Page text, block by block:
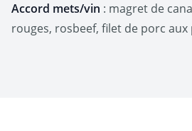
Accord mets/vin : magret de
rouges, rosbeef, filet de porc aux